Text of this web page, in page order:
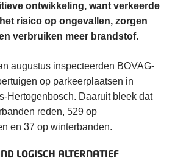
ontwikkeling, want verkeerde
risico op ongevallen, zorgen
verbruiken meer brandstof.
augustus inspecteerden BOVAG-
op parkeerplaatsen in
Hertogenbosch. Daaruit bleek dat
reden, 529 op
en 37 op winterbanden.
LOGISCH ALTERNATIEF